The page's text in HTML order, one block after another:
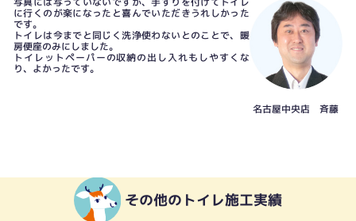
に行くのが楽になったと喜んでいただきうれしかった
です。
トイレは今までと同じく洗浄使わないとのことで、暖
房便座のみにしました。
トイレットペーパーの収納の出し入れもしやすくな
り、よかったです。
名古屋中央店 斉藤
その他のトイレ施工実績